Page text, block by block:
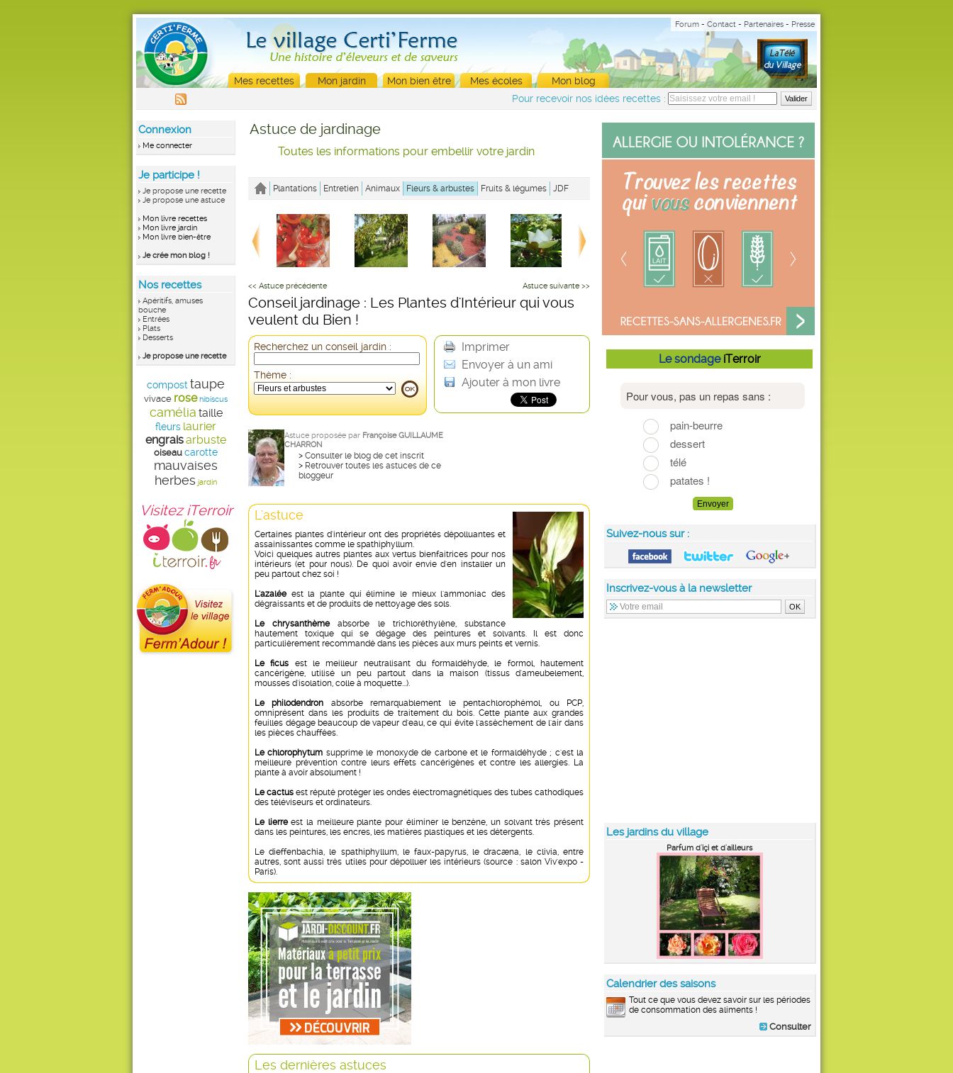
Forum - Contact - Partenaires - Presse
Mes recettes Mon jardin Mon bien être Mes écoles
Mon blog
Pour recevoir nos idées recettes :
Connexion
Me connecter
Je participe !
Je propose une recette
Je propose une astuce
Mon livre recettes
Mon livre jardin
Mon livre bien-être
Je crée mon blog !
Nos recettes
Apéritifs, amuses
bouche
Entrées
Plats
Desserts
Je propose une recette
compost taupe
vivace rose hibiscus
camélia taille
fleurs laurier
engraisarbuste
oiseau carotte
mauvaises
herbes jardin
Visitez iTerroir
Le sondage iTerroir
Suivez-nous sur :
Inscrivez-vous à la newsletter
Les jardins du village
Parfum d'içi et d'ailleurs
Calendrier des saisons
Tout ce que vous devez savoir sur les périodes
de consommation des aliments !
Consulter
Astuce de jardinage
Toutes les informations pour embellir votre jardin
Plantations Entretien Animaux Fleurs & arbustes Fruits & légumes JDF
Astuce suivante >>
<< Astuce précédente
Conseil jardinage : Les Plantes d'Intérieur qui vous
veulent du Bien !
Recherchez un conseil jardin :
Thème :
Imprimer
Envoyer à un ami
Ajouter à mon livre
Astuce proposée par Françoise GUILLAUME
CHARRON
> Consulter le blog de cet inscrit
> Retrouver toutes les astuces de ce
bloggeur
L'astuce
Certaines plantes d'intérieur ont des propriétés dépolluantes et
assainissantes comme le spathiphyllum.
Voici quelques autres plantes aux vertus bienfaitrices pour nos
intérieurs (et pour nous). De quoi avoir envie d'en installer un
peu partout chez soi !
L'azaléeest la plante qui élimine le mieux l'ammoniac des
dégraissants et de produits de nettoyage des sols.
Le chrysanthèmeabsorbe le trichloréthylène, substance
hautement toxique qui se dégage des peintures et solvants. Il est donc
particulièrement recommandé dans les pièces aux murs peints et vernis.
Le ficus est le meilleur neutralisant du formaldéhyde, le formol, hautement
cancérigène, utilisé un peu partout dans la maison (tissus d'ameubelement,
mousses d'isolation, colle à moquette...).
Le philodendron absorbe remarquablement le pentachlorophémol, ou PCP,
omniprésent dans les produits de traitement du bois. Cette plante aux grandes
feuilles dégage beaucoup de vapeur d'eau, ce qui évite l'assèchement de l'air dans
les pièces chauffées.
Le chlorophytum supprime le monoxyde de carbone et le formaldéhyde ; c'est la
meilleure prévention contre leurs effets cancérigènes et contre les allergies. La
plante à avoir absolument !
Le cactus est réputé protéger les ondes électromagnétiques des tubes cathodiques
des téléviseurs et ordinateurs.
Le lierreest la meilleure plante pour éliminer le benzène, un solvant très présent
dans les peintures, les encres, les matières plastiques et les détergents.
Le dieffenbachia, le spathiphyllum, le faux-papyrus, le dracæna, le clivia, entre
autres, sont aussi très utiles pour dépolluer les intérieurs (source : salon Viv'expo -
Paris).
Les dernières astuces